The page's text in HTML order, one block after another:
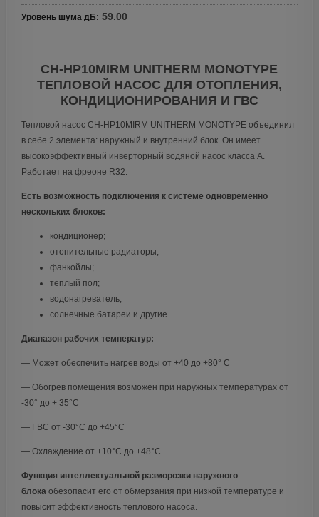
Уровень шума дБ: 59.00
CH-HP10MIRM UNITHERM MONOTYPE
ТЕПЛОВОЙ НАСОС ДЛЯ ОТОПЛЕНИЯ,
КОНДИЦИОНИРОВАНИЯ И ГВС
Тепловой насос CH-HP10MIRM UNITHERM MONOTYPE объединил
в себе 2 элемента: наружный и внутренний блок. Он имеет
высокоэффективный инверторный водяной насос класса А.
Работает на фреоне R32.
Есть возможность подключения к системе одновременно
нескольких блоков:
кондиционер;
отопительные радиаторы;
фанкойлы;
теплый пол;
водонагреватель;
солнечные батареи и другие.
Диапазон рабочих температур:
— Может обеспечить нагрев воды от +40 до +80° С
— Обогрев помещения возможен при наружных температурах от
-30° до + 35°С
— ГВС от -30°С до +45°С
— Охлаждение от +10°С до +48°С
Функция интеллектуальной разморозки наружного
блокаобезопасит его от обмерзания при низкой температуре и
повысит эффективность теплового насоса.